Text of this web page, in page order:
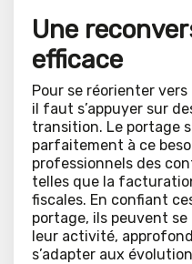
Une
efficace
Pour se réorienter
il faut s’appuyer sur
transition. Le portage
parfaitement à ce
professionnels des
telles que la
fiscales. En confiant
portage, ils peuvent
leur activité,
s’adapter aux